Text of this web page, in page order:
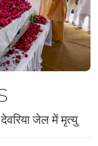
देवरिया जेल में मृत्यु